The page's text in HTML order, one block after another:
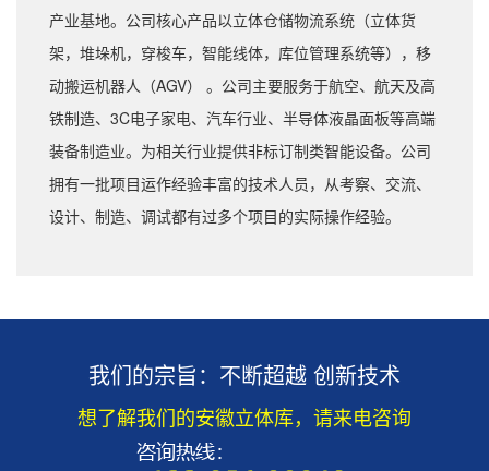
产业基地。公司核心产品以立体仓储物流系统（立体货
架，堆垛机，穿梭车，智能线体，库位管理系统等），移
动搬运机器人（AGV） 。公司主要服务于航空、航天及高
铁制造、3C电子家电、汽车行业、半导体液晶面板等高端
装备制造业。为相关行业提供非标订制类智能设备。公司
拥有一批项目运作经验丰富的技术人员，从考察、交流、
设计、制造、调试都有过多个项目的实际操作经验。
我们的宗旨：不断超越 创新技术
想了解我们的安徽立体库，请来电咨询